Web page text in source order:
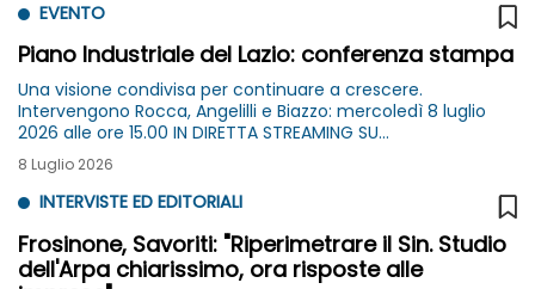
EVENTO
Piano Industriale del Lazio: conferenza stampa
Una visione condivisa per continuare a crescere.
Intervengono Rocca, Angelilli e Biazzo: mercoledì 8 luglio
2026 alle ore 15.00 IN DIRETTA STREAMING SU
ILSOLE24ORE.COM
8 Luglio 2026
INTERVISTE ED EDITORIALI
Frosinone, Savoriti: "Riperimetrare il Sin. Studio
dell'Arpa chiarissimo, ora risposte alle